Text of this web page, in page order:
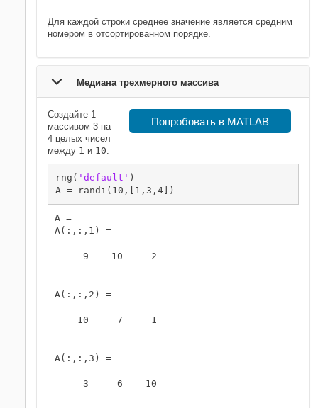
Для каждой строки среднее значение является средним
номером в отсортированном порядке.
Медиана трехмерного массива
Попробовать в MATLAB
Создайте 1
массивом 3 на
4 целых чисел
между 1 и 10.
rng( 'default' )
A = randi(10,[1,3,4])
A =
A(:,:,1) =
     9    10     2
A(:,:,2) =
    10     7     1
A(:,:,3) =
     3     6    10